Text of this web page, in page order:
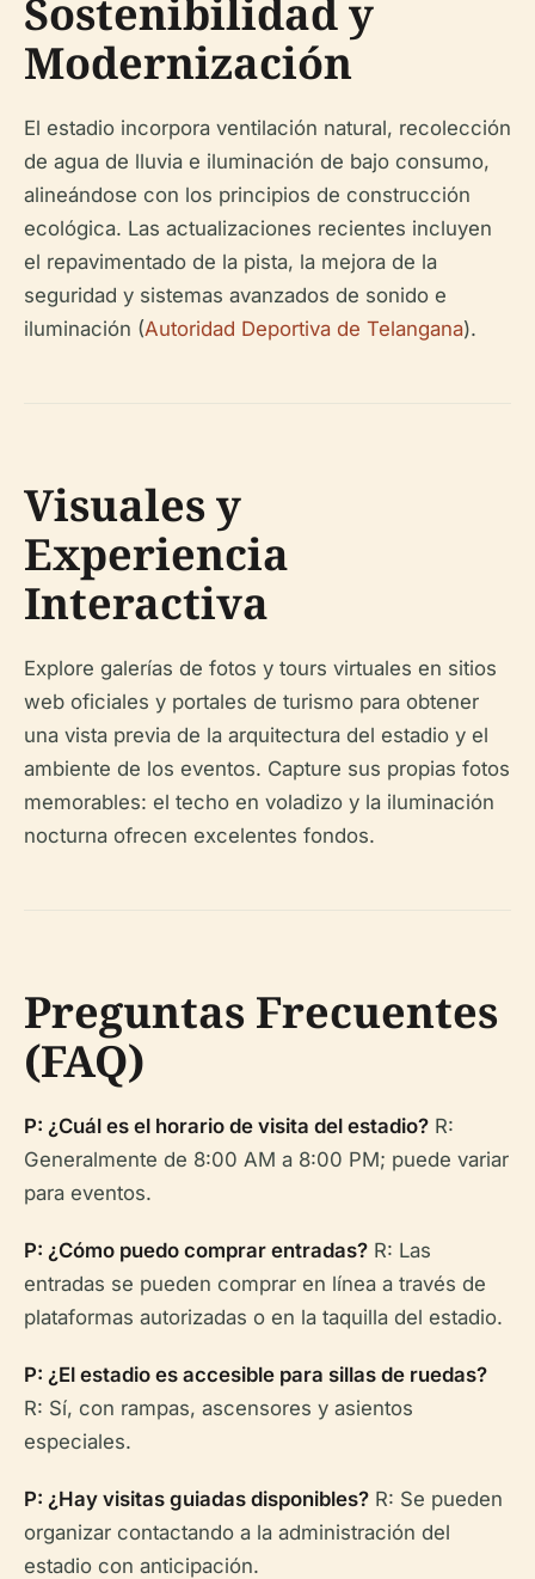
Sostenibilidad y
Modernización
El estadio incorpora ventilación natural, recolección
de agua de lluvia e iluminación de bajo consumo,
alineándose con los principios de construcción
ecológica. Las actualizaciones recientes incluyen
el repavimentado de la pista, la mejora de la
seguridad y sistemas avanzados de sonido e
iluminación (Autoridad Deportiva de Telangana).
Visuales y
Experiencia
Interactiva
Explore galerías de fotos y tours virtuales en sitios
web oficiales y portales de turismo para obtener
una vista previa de la arquitectura del estadio y el
ambiente de los eventos. Capture sus propias fotos
memorables: el techo en voladizo y la iluminación
nocturna ofrecen excelentes fondos.
Preguntas Frecuentes
(FAQ)
P: ¿Cuál es el horario de visita del estadio? R:
Generalmente de 8:00 AM a 8:00 PM; puede variar
para eventos.
P: ¿Cómo puedo comprar entradas? R: Las
entradas se pueden comprar en línea a través de
plataformas autorizadas o en la taquilla del estadio.
P: ¿El estadio es accesible para sillas de ruedas?
R: Sí, con rampas, ascensores y asientos
especiales.
P: ¿Hay visitas guiadas disponibles? R: Se pueden
organizar contactando a la administración del
estadio con anticipación.